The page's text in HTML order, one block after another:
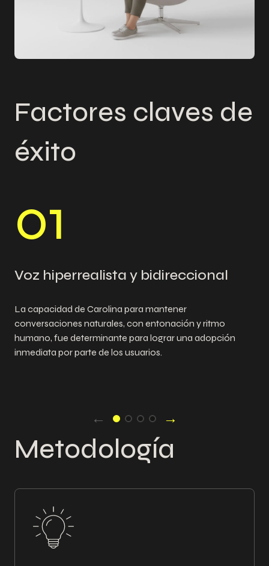
Factores claves de
éxito
01
Voz hiperrealista y bidireccional
La capacidad de Carolina para mantener
conversaciones naturales, con entonación y ritmo
humano, fue determinante para lograr una adopción
inmediata por parte de los usuarios.
← →
Metodología